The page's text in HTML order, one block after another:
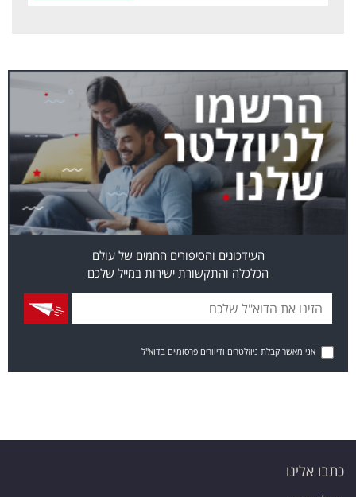
העידכונים והסיפורים החמים של עולם
הכלכלה והתקשורת ישירות במייל שלכם
אני מאשר קבלת ניוזלטרים ודיוורים פרסומיים בדוא"ל
כתבו אלינו